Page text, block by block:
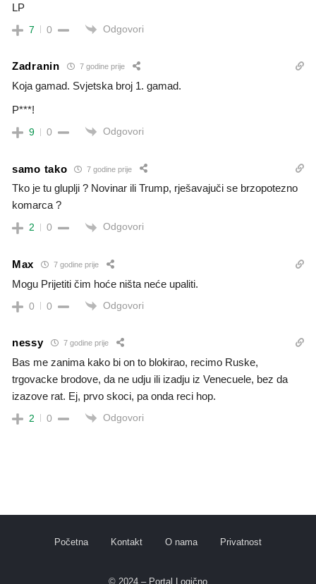
LP
7 0 Odgovori
Zadranin 7 godine prije
Koja gamad. Svjetska broj 1. gamad.
P***!
9 0 Odgovori
samo tako 7 godine prije
Tko je tu gluplji ? Novinar ili Trump, rješavajuči se brzopotezno
komarca ?
2 0 Odgovori
Max 7 godine prije
Mogu Prijetiti čim hoće ništa neće upaliti.
0 0 Odgovori
nessy 7 godine prije
Bas me zanima kako bi on to blokirao, recimo Ruske,
trgovacke brodove, da ne udju ili izadju iz Venecuele, bez da
izazove rat. Ej, prvo skoci, pa onda reci hop.
2 0 Odgovori
Početna Kontakt O nama Privatnost
© 2024 – Portal Logično